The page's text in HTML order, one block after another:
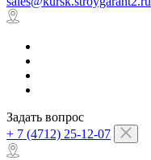
Задать вопрос
+ 7 (4712) 25-12-07